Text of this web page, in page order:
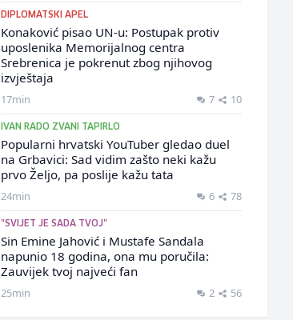
DIPLOMATSKI APEL
Konaković pisao UN-u: Postupak protiv
uposlenika Memorijalnog centra
Srebrenica je pokrenut zbog njihovog
izvještaja
17min 7 10
IVAN RADO ZVANI TAPIRLO
Popularni hrvatski YouTuber gledao duel
na Grbavici: Sad vidim zašto neki kažu
prvo Željo, pa poslije kažu tata
24min 6 78
"SVIJET JE SADA TVOJ"
Sin Emine Jahović i Mustafe Sandala
napunio 18 godina, ona mu poručila:
Zauvijek tvoj najveći fan
25min 2 56